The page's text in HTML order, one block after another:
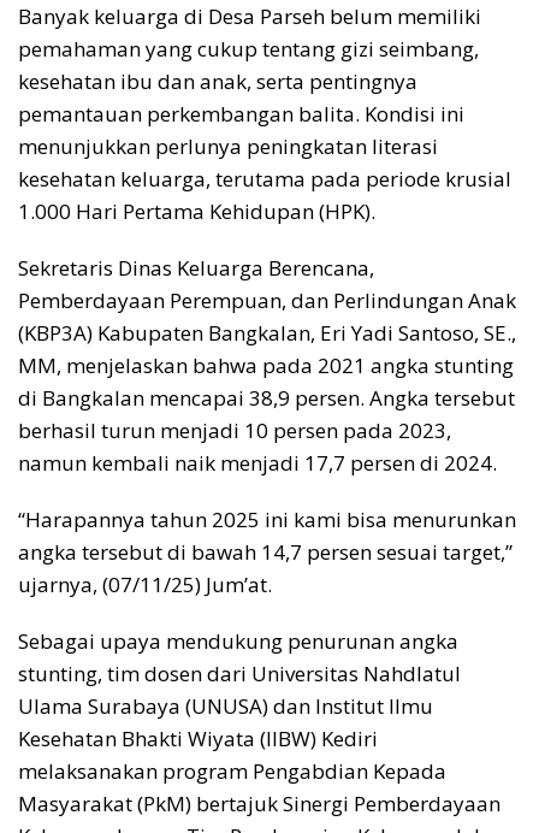
Banyak keluarga di Desa Parseh belum memiliki
pemahaman yang cukup tentang gizi seimbang,
kesehatan ibu dan anak, serta pentingnya
pemantauan perkembangan balita. Kondisi ini
menunjukkan perlunya peningkatan literasi
kesehatan keluarga, terutama pada periode krusial
1.000 Hari Pertama Kehidupan (HPK).
Sekretaris Dinas Keluarga Berencana,
Pemberdayaan Perempuan, dan Perlindungan Anak
(KBP3A) Kabupaten Bangkalan, Eri Yadi Santoso, SE.,
MM, menjelaskan bahwa pada 2021 angka stunting
di Bangkalan mencapai 38,9 persen. Angka tersebut
berhasil turun menjadi 10 persen pada 2023,
namun kembali naik menjadi 17,7 persen di 2024.
“Harapannya tahun 2025 ini kami bisa menurunkan
angka tersebut di bawah 14,7 persen sesuai target,”
ujarnya, (07/11/25) Jum’at.
Sebagai upaya mendukung penurunan angka
stunting, tim dosen dari Universitas Nahdlatul
Ulama Surabaya (UNUSA) dan Institut Ilmu
Kesehatan Bhakti Wiyata (IIBW) Kediri
melaksanakan program Pengabdian Kepada
Masyarakat (PkM) bertajuk Sinergi Pemberdayaan